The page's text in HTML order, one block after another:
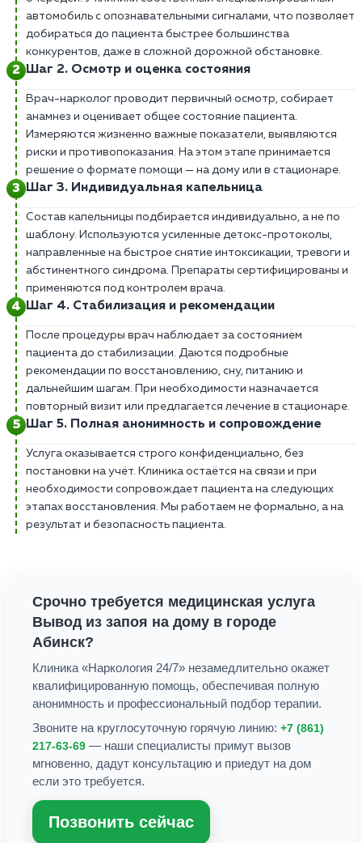
автомобиль с опознавательными сигналами, что позволяет
добираться до пациента быстрее большинства
конкурентов, даже в сложной дорожной обстановке.
Шаг 2. Осмотр и оценка состояния
Врач-нарколог проводит первичный осмотр, собирает
анамнез и оценивает общее состояние пациента.
Измеряются жизненно важные показатели, выявляются
риски и противопоказания. На этом этапе принимается
решение о формате помощи — на дому или в стационаре.
Шаг 3. Индивидуальная капельница
Состав капельницы подбирается индивидуально, а не по
шаблону. Используются усиленные детокс-протоколы,
направленные на быстрое снятие интоксикации, тревоги и
абстинентного синдрома. Препараты сертифицированы и
применяются под контролем врача.
Шаг 4. Стабилизация и рекомендации
После процедуры врач наблюдает за состоянием
пациента до стабилизации. Даются подробные
рекомендации по восстановлению, сну, питанию и
дальнейшим шагам. При необходимости назначается
повторный визит или предлагается лечение в стационаре.
Шаг 5. Полная анонимность и сопровождение
Услуга оказывается строго конфиденциально, без
постановки на учёт. Клиника остаётся на связи и при
необходимости сопровождает пациента на следующих
этапах восстановления. Мы работаем не формально, а на
результат и безопасность пациента.
Срочно требуется медицинская услуга
Вывод из запоя на дому в городе
Абинск?
Клиника «Наркология 24/7» незамедлительно окажет
квалифицированную помощь, обеспечивая полную
анонимность и профессиональный подбор терапии.
Звоните на круглосуточную горячую линию: +7 (861)
217-63-69 — наши специалисты примут вызов
мгновенно, дадут консультацию и приедут на дом
если это требуется.
Позвонить сейчас